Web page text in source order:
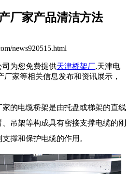
厂家产品清洁方法
news920515.html
为您免费提供天津桥架厂,天津电
家等相关信息发布和资讯展示，
家的电缆桥架是由托盘或梯架的直线
吊架等构成具有密接支撑电缆的刚
撑和保护电缆的作用。